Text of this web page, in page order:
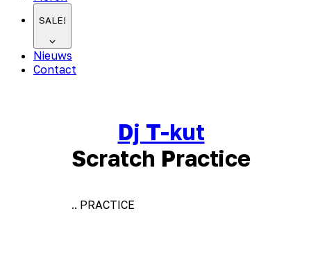
SALE!
Nieuws
Contact
Dj T-kut
Scratch Practice
.. PRACTICE